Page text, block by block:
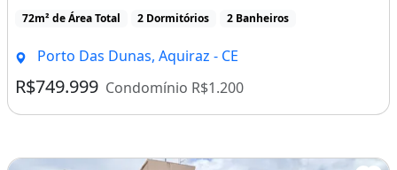
72m² de Área Total 2 Dormitórios 2 Banheiros
Porto Das Dunas, Aquiraz - CE
R$749.999 Condomínio R$1.200